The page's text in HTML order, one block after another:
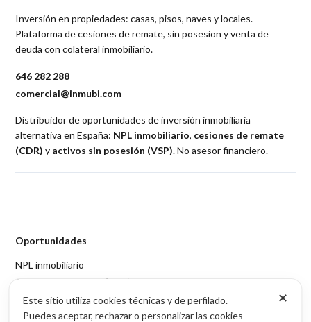
Inversión en propiedades: casas, pisos, naves y locales.
Plataforma de cesiones de remate, sin posesion y venta de
deuda con colateral inmobiliario.
646 282 288
comercial@inmubi.com
Distribuidor de oportunidades de inversión inmobiliaria
alternativa en España: NPL inmobiliario, cesiones de remate
(CDR) y activos sin posesión (VSP). No asesor financiero.
Oportunidades
NPL inmobiliario
Cesiones de remate (CDR)
Activos sin posesión (VSP)
Acceso por provincia
✕
Este sitio utiliza cookies técnicas y de perfilado.
Puedes aceptar, rechazar o personalizar las cookies